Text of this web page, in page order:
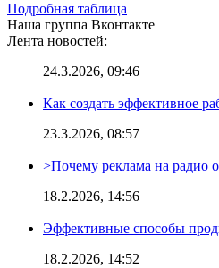
Подробная таблица
Наша группа Вконтакте
Лента новостей:
24.3.2026, 09:46
Как создать эффективное
23.3.2026, 08:57
>Почему реклама на радио
18.2.2026, 14:56
Эффективные способы
18.2.2026, 14:52